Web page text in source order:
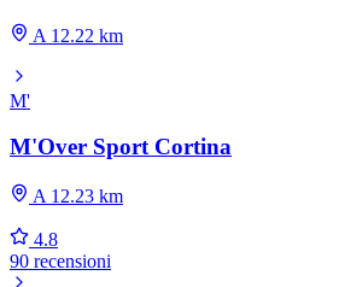
A 12.22 km
M'
M'Over Sport Cortina
A 12.23 km
4.8
90 recensioni